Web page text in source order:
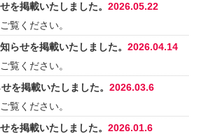
を掲載いたしました。 2026.05.22
覧ください。
らせを掲載いたしました。 2026.04.14
覧ください。
を掲載いたしました。 2026.03.6
ご覧ください。
を掲載いたしました。 2026.01.6